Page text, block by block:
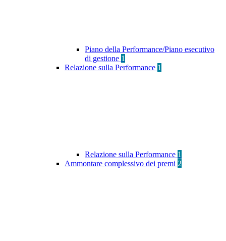
Piano della Performance/Piano esecutivo
di gestione 1
Relazione sulla Performance 1
Relazione sulla Performance 1
Ammontare complessivo dei premi 2